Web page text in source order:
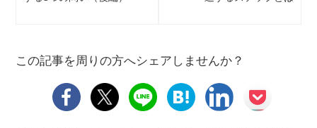
この記事を周りの方へシェアしませんか？